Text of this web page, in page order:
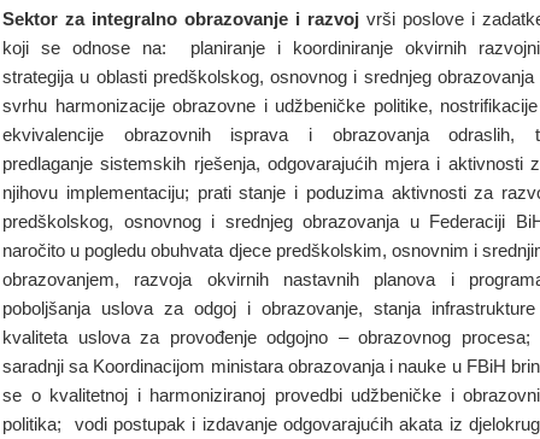
Sektor za integralno obrazovanje i razvoj vrši poslove i
koji se odnose na: planiranje i koordiniranje okvirnih
strategija u oblasti predškolskog, osnovnog i srednjeg obrazovanja
svrhu harmonizacije obrazovne i udžbeničke politike,
ekvivalencije obrazovnih isprava i obrazovanja odraslih,
predlaganje sistemskih rješenja, odgovarajućih mjera i aktivnosti
njihovu implementaciju; prati stanje i poduzima aktivnosti za
predškolskog, osnovnog i srednjeg obrazovanja u Federaciji
naročito u pogledu obuhvata djece predškolskim, osnovnim i
obrazovanjem, razvoja okvirnih nastavnih planova i
poboljšanja uslova za odgoj i obrazovanje, stanja
kvaliteta uslova za provođenje odgojno – obrazovnog procesa;
saradnji sa Koordinacijom ministara obrazovanja i nauke u FBiH
se o kvalitetnoj i harmoniziranoj provedbi udžbeničke i
politika; vodi postupak i izdavanje odgovarajućih akata iz